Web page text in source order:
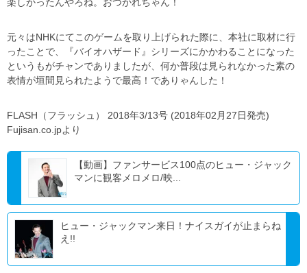
元々はNHKにてこのゲームを取り上げられた際に、本社に取材に行
ったことで、『バイオハザード』シリーズにかかわることになった
というもがチャンでありましたが、何か普段は見られなかった素の
表情が垣間見られたようで最高！でありゃんした！
FLASH（フラッシュ） 2018年3/13号 (2018年02月27日発売)
Fujisan.co.jpより
【動画】ファンサービス100点のヒュー・ジャック
マンに観客メロメロ/映...
ヒュー・ジャックマン来日！ナイスガイが止まらね
え!!